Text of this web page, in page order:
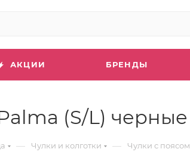
АКЦИИ БРЕНДЫ
(S/L) черные
— Чулки и колготки — Чулки с поясом